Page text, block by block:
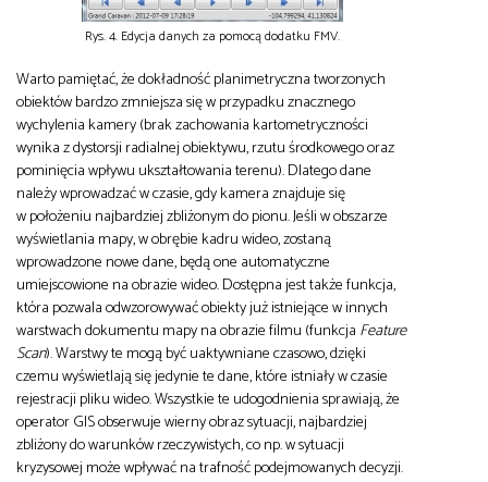
Rys. 4. Edycja danych za pomocą dodatku FMV.
Warto pamiętać, że dokładność planimetryczna tworzonych
obiektów bardzo zmniejsza się w przypadku znacznego
wychylenia kamery (brak zachowania kartometryczności
wynika z dystorsji radialnej obiektywu, rzutu środkowego oraz
pominięcia wpływu ukształtowania terenu). Dlatego dane
należy wprowadzać w czasie, gdy kamera znajduje się
w położeniu najbardziej zbliżonym do pionu. Jeśli w obszarze
wyświetlania mapy, w obrębie kadru wideo, zostaną
wprowadzone nowe dane, będą one automatyczne
umiejscowione na obrazie wideo. Dostępna jest także funkcja,
która pozwala odwzorowywać obiekty już istniejące w innych
warstwach dokumentu mapy na obrazie filmu (funkcja Feature
Scan). Warstwy te mogą być uaktywniane czasowo, dzięki
czemu wyświetlają się jedynie te dane, które istniały w czasie
rejestracji pliku wideo. Wszystkie te udogodnienia sprawiają, że
operator GIS obserwuje wierny obraz sytuacji, najbardziej
zbliżony do warunków rzeczywistych, co np. w sytuacji
kryzysowej może wpływać na trafność podejmowanych decyzji.